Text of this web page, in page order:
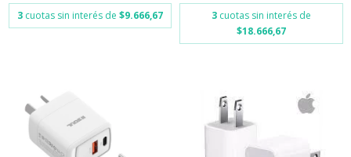
3 cuotas sin interés de $9.666,67 3 cuotas sin interés de
$18.666,67